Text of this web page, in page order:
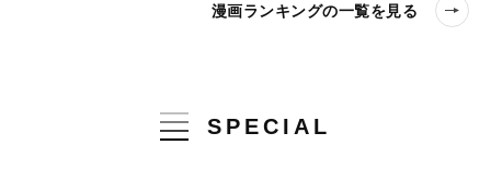
漫画ランキングの一覧を見る
SPECIAL